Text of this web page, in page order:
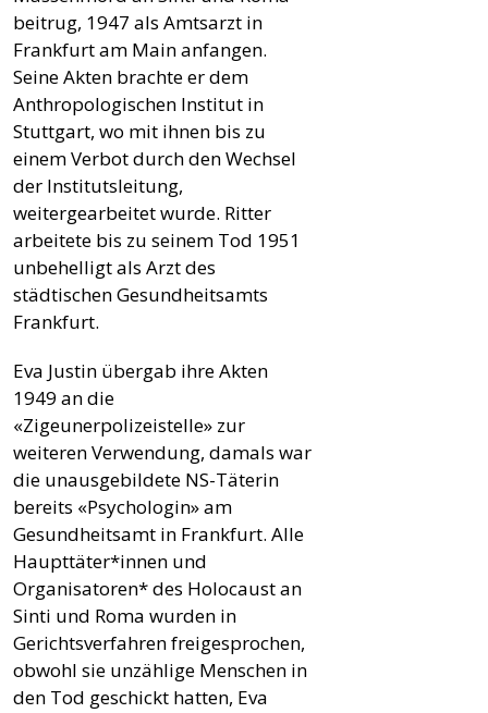
beitrug, 1947 als Amtsarzt in
Frankfurt am Main anfangen.
Seine Akten brachte er dem
Anthropologischen Institut in
Stuttgart, wo mit ihnen bis zu
einem Verbot durch den Wechsel
der Institutsleitung,
weitergearbeitet wurde. Ritter
arbeitete bis zu seinem Tod 1951
unbehelligt als Arzt des
städtischen Gesundheitsamts
Frankfurt.
Eva Justin übergab ihre Akten
1949 an die
«Zigeunerpolizeistelle» zur
weiteren Verwendung, damals war
die unausgebildete NS-Täterin
bereits «Psychologin» am
Gesundheitsamt in Frankfurt. Alle
Haupttäter*innen und
Organisatoren* des Holocaust an
Sinti und Roma wurden in
Gerichtsverfahren freigesprochen,
obwohl sie unzählige Menschen in
den Tod geschickt hatten, Eva